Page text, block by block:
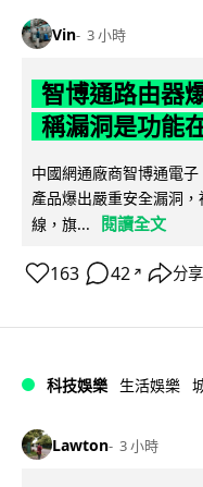
Vin 3 小時
智博通路由器
稱漏洞是功能
中國網通廠商智博通電
產品爆出嚴重安全漏洞
線，旗...
閱讀全文
163 42 ↗ 分享
科技娛樂 生活娛樂
Lawton 3 小時